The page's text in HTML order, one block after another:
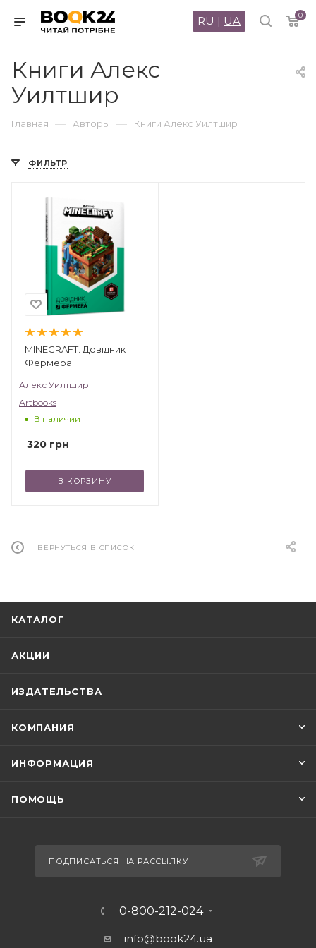
0
RU | UA
Книги Алекс
Уилтшир
Главная — Авторы — Книги Алекс Уилтшир
ФИЛЬТР
MINECRAFT. Довідник
Фермера
Алекс Уилтшир
Artbooks
В наличии
320 грн
В КОРЗИНУ
ВЕРНУТЬСЯ В СПИСОК
КАТАЛОГ
АКЦИИ
ИЗДАТЕЛЬСТВА
КОМПАНИЯ
ИНФОРМАЦИЯ
ПОМОЩЬ
ПОДПИСАТЬСЯ НА РАССЫЛКУ
0-800-212-024
info@book24.ua